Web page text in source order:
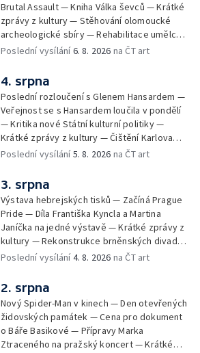
Brutal Assault — Kniha Válka ševců — Krátké
zprávy z kultury — Stěhování olomoucké
archeologické sbíry — Rehabilitace umělce
Milana Knížáka — Trailer na film Osamělý vlk
Poslední vysílání6. 8. 2026 na ČT art
4. srpna
Poslední rozloučení s Glenem Hansardem —
Veřejnost se s Hansardem loučila v pondělí
— Kritika nové Státní kulturní politiky —
Krátké zprávy z kultury — Čištění Karlova
mostu — Archeologický výzkum na
neslyšící
Poslední vysílání5. 8. 2026 na ČT art
3. srpna
Výstava hebrejských tisků — Začíná Prague
Pride — Díla Františka Kyncla a Martina
Janíčka na jedné výstavě — Krátké zprávy z
kultury — Rekonstrukce brněnských divadel
— Budoucnost Knihovny Václava Havla —
Kulturní tipy
Poslední vysílání4. 8. 2026 na ČT art
2. srpna
Nový Spider-Man v kinech — Den otevřených
židovských památek — Cena pro dokument
o Báře Basikové — Přípravy Marka
Ztraceného na pražský koncert — Krátké